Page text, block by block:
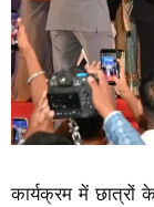
कार्यक्रम में छात्रों